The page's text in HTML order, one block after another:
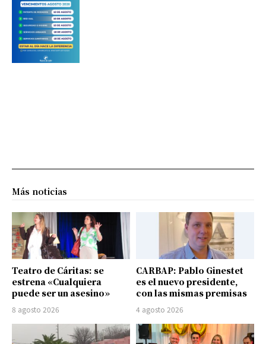
Más noticias
Teatro de Cáritas: se
estrena «Cualquiera
puede ser un asesino»
8 agosto 2026
CARBAP: Pablo Ginestet
es el nuevo presidente,
con las mismas premisas
4 agosto 2026